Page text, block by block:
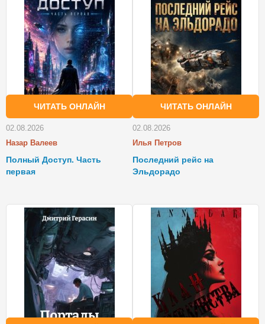
ЧИТАТЬ ОНЛАЙН
02.08.2026
Назар Валеев
Полный Доступ. Часть
первая
ЧИТАТЬ ОНЛАЙН
02.08.2026
Илья Петров
Последний рейс на
Эльдорадо